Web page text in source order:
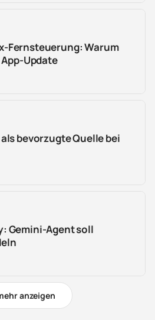
Fernsteuerung: Warum
Update
bevorzugte Quelle bei
Gemini-Agent soll
anzeigen